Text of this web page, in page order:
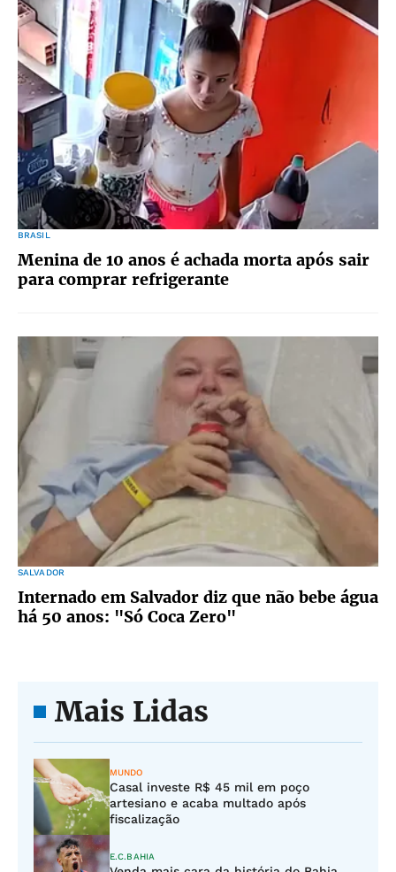
BRASIL
Menina de 10 anos é achada morta após sair
para comprar refrigerante
SALVADOR
Internado em Salvador diz que não bebe água
há 50 anos: "Só Coca Zero"
Mais Lidas
MUNDO
Casal investe R$ 45 mil em poço
artesiano e acaba multado após
fiscalização
E.C.BAHIA